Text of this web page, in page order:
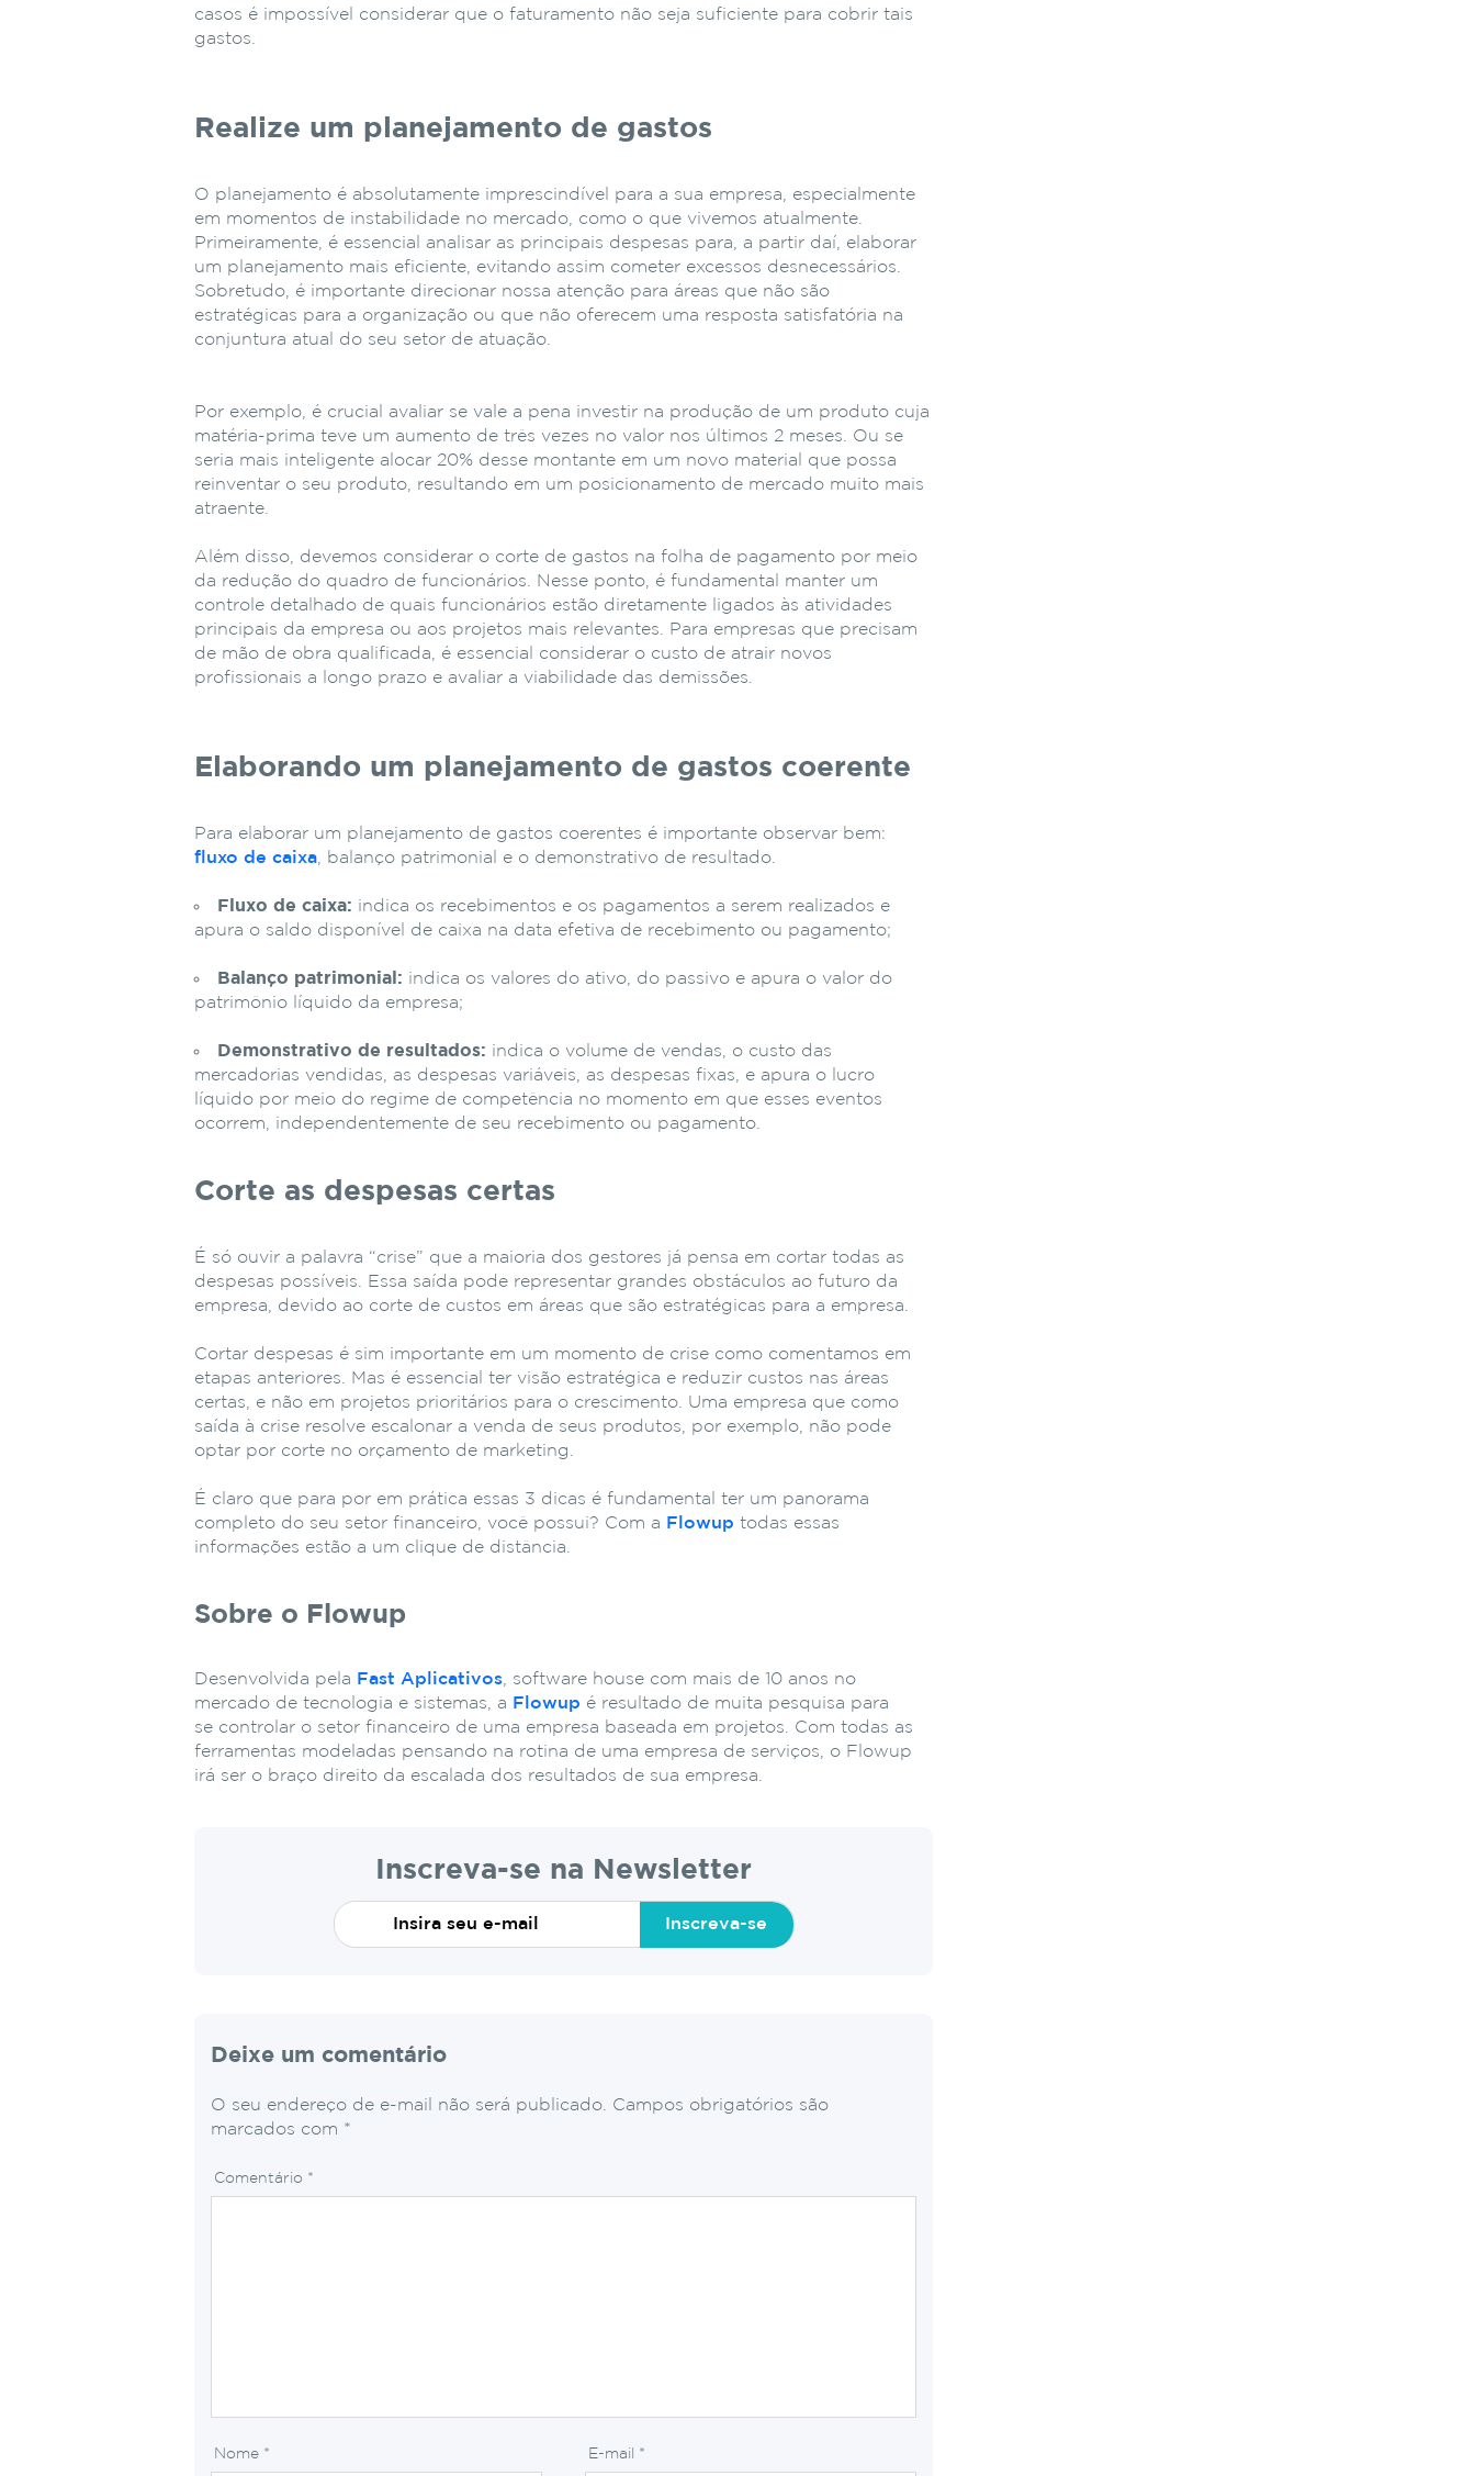
casos é impossível considerar que o faturamento não seja suficiente para cobrir tais
gastos.
Realize um planejamento de gastos
O planejamento é absolutamente imprescindível para a sua empresa, especialmente
em momentos de instabilidade no mercado, como o que vivemos atualmente.
Primeiramente, é essencial analisar as principais despesas para, a partir daí, elaborar
um planejamento mais eficiente, evitando assim cometer excessos desnecessários.
Sobretudo, é importante direcionar nossa atenção para áreas que não são
estratégicas para a organização ou que não oferecem uma resposta satisfatória na
conjuntura atual do seu setor de atuação.
Por exemplo, é crucial avaliar se vale a pena investir na produção de um produto cuja
matéria-prima teve um aumento de três vezes no valor nos últimos 2 meses. Ou se
seria mais inteligente alocar 20% desse montante em um novo material que possa
reinventar o seu produto, resultando em um posicionamento de mercado muito mais
atraente.
Além disso, devemos considerar o corte de gastos na folha de pagamento por meio
da redução do quadro de funcionários. Nesse ponto, é fundamental manter um
controle detalhado de quais funcionários estão diretamente ligados às atividades
principais da empresa ou aos projetos mais relevantes. Para empresas que precisam
de mão de obra qualificada, é essencial considerar o custo de atrair novos
profissionais a longo prazo e avaliar a viabilidade das demissões.
Elaborando um planejamento de gastos coerente
Para elaborar um planejamento de gastos coerentes é importante observar bem:
fluxo de caixa , balanço patrimonial e o demonstrativo de resultado.
Fluxo de caixa: indica os recebimentos e os pagamentos a serem realizados e
apura o saldo disponível de caixa na data efetiva de recebimento ou pagamento;
Balanço patrimonial: indica os valores do ativo, do passivo e apura o valor do
patrimônio líquido da empresa;
Demonstrativo de resultados: indica o volume de vendas, o custo das
mercadorias vendidas, as despesas variáveis, as despesas fixas, e apura o lucro
líquido por meio do regime de competência no momento em que esses eventos
ocorrem, independentemente de seu recebimento ou pagamento.
Corte as despesas certas
É só ouvir a palavra “crise” que a maioria dos gestores já pensa em cortar todas as
despesas possíveis. Essa saída pode representar grandes obstáculos ao futuro da
empresa, devido ao corte de custos em áreas que são estratégicas para a empresa.
Cortar despesas é sim importante em um momento de crise como comentamos em
etapas anteriores. Mas é essencial ter visão estratégica e reduzir custos nas áreas
certas, e não em projetos prioritários para o crescimento. Uma empresa que como
saída à crise resolve escalonar a venda de seus produtos, por exemplo, não pode
optar por corte no orçamento de marketing.
É claro que para por em prática essas 3 dicas é fundamental ter um panorama
completo do seu setor financeiro, você possui? Com a Flowup todas essas
informações estão a um clique de distância.
Sobre o Flowup
Desenvolvida pela Fast Aplicativos , software house com mais de 10 anos no
mercado de tecnologia e sistemas, a Flowup é resultado de muita pesquisa para
se controlar o setor ﬁnanceiro de uma empresa baseada em projetos. Com todas as
ferramentas modeladas pensando na rotina de uma empresa de serviços, o Flowup
irá ser o braço direito da escalada dos resultados de sua empresa.
Inscreva-se na Newsletter
Inscreva-se
Deixe um comentário
O seu endereço de e-mail não será publicado.
Campos obrigatórios são
marcados com *
Comentário *
Nome * E-mail *